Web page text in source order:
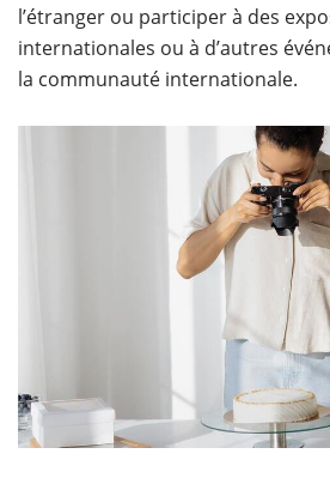
l’étranger ou participer à des
internationales ou à d’autres
la communauté internationale.